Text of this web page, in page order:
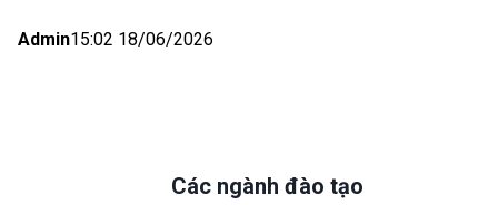
Admin15:02 18/06/2026
Các ngành đào tạo